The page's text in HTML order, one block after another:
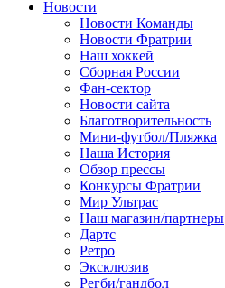
Новости
Новости Команды
Новости Фратрии
Наш хоккей
Сборная России
Фан-cектор
Новости сайта
Благотворительность
Мини-футбол/Пляжка
Наша История
Обзор прессы
Конкурсы Фратрии
Мир Ультрас
Наш магазин/партнеры
Дартс
Ретро
Эксклюзив
Регби/гандбол